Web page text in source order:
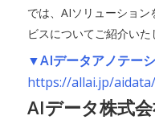
では、AIソリューショ
ビスについてご紹介いた
▼AIデータアノテー
https://allai.jp/aidata/
AIデータ株式